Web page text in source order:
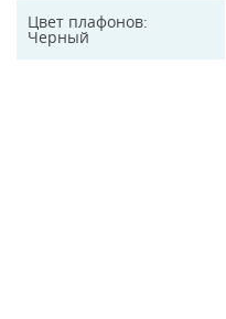
Цвет плафонов
Черный